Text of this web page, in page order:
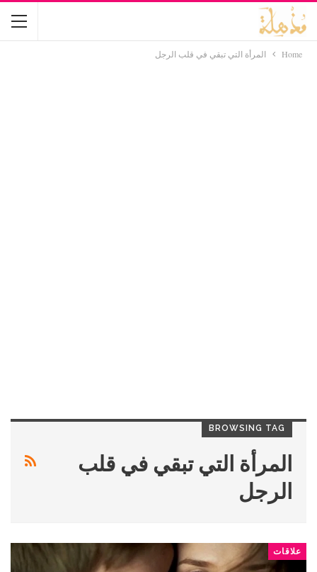
Home المرأة التي تبقي في قلب الرجل
BROWSING TAG
المرأة التي تبقي في قلب
الرجل
علاقات